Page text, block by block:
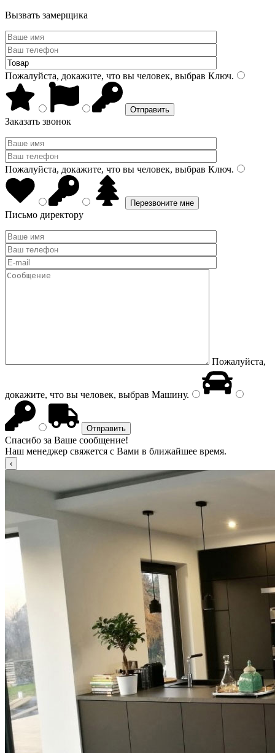
Вызвать замерщика
Пожалуйста, докажите, что вы человек, выбрав Ключ.
Заказать звонок
Пожалуйста, докажите, что вы человек, выбрав Ключ.
Письмо директору
Пожалуйста,
докажите, что вы человек, выбрав Машину.
Спасибо за Ваше сообщение!
Наш менеджер свяжется с Вами в ближайшее время.